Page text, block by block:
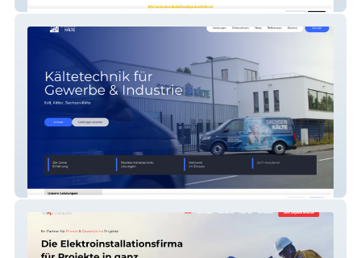
Sachsen-Kälte GmbH